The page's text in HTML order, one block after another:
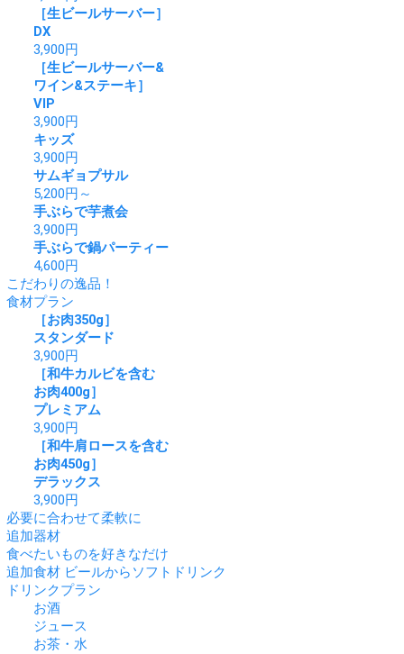
［生ビールサーバー］
DX
3,900円
［生ビールサーバー&
ワイン&ステーキ］
VIP
3,900円
キッズ
3,900円
サムギョプサル
5,200円～
手ぶらで芋煮会
3,900円
手ぶらで鍋パーティー
4,600円
こだわりの逸品！
食材プラン
［お肉350g］
スタンダード
3,900円
［和牛カルビを含む
お肉400g］
プレミアム
3,900円
［和牛肩ロースを含む
お肉450g］
デラックス
3,900円
必要に合わせて柔軟に
追加器材
食べたいものを好きなだけ
追加食材 ビールからソフトドリンク
ドリンクプラン
お酒
ジュース
お茶・水